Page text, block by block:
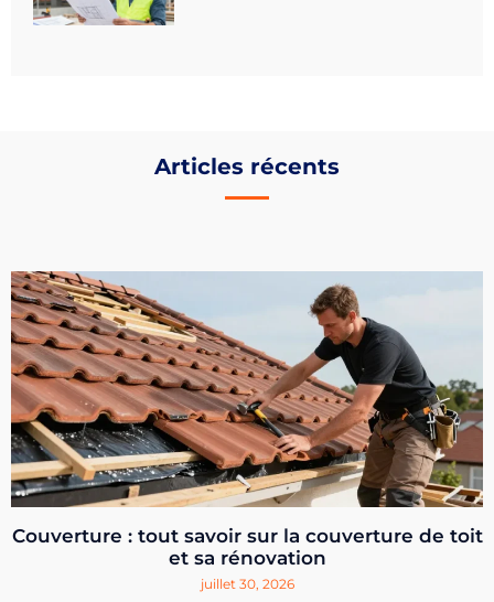
Articles récents
Couverture : tout savoir sur la couverture de toit
et sa rénovation
juillet 30, 2026